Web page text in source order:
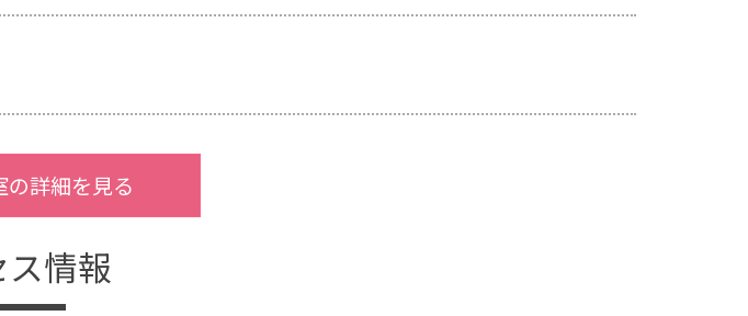
の詳細を見る
ス情報